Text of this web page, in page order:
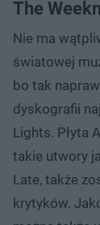
The
Nie ma
światowej
bo tak
dyskografii
Lights. Płyta
takie utwory
Late, także
krytyków.